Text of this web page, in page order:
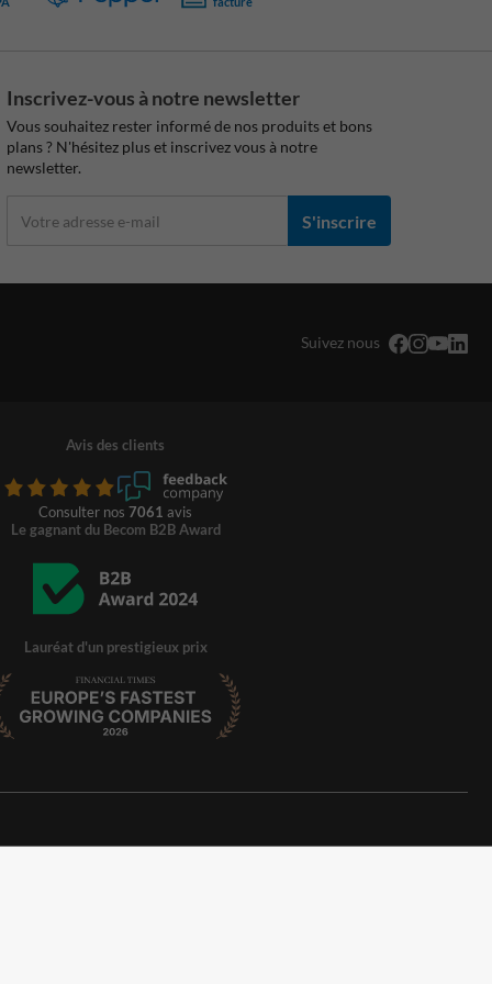
Inscrivez-vous à notre newsletter
Vous souhaitez rester informé de nos produits et bons
plans ? N'hésitez plus et inscrivez vous à notre
newsletter.
S'inscrire
Suivez nous
Avis des clients
Consulter nos 7061 avis
Le gagnant du Becom B2B Award
Lauréat d'un prestigieux prix